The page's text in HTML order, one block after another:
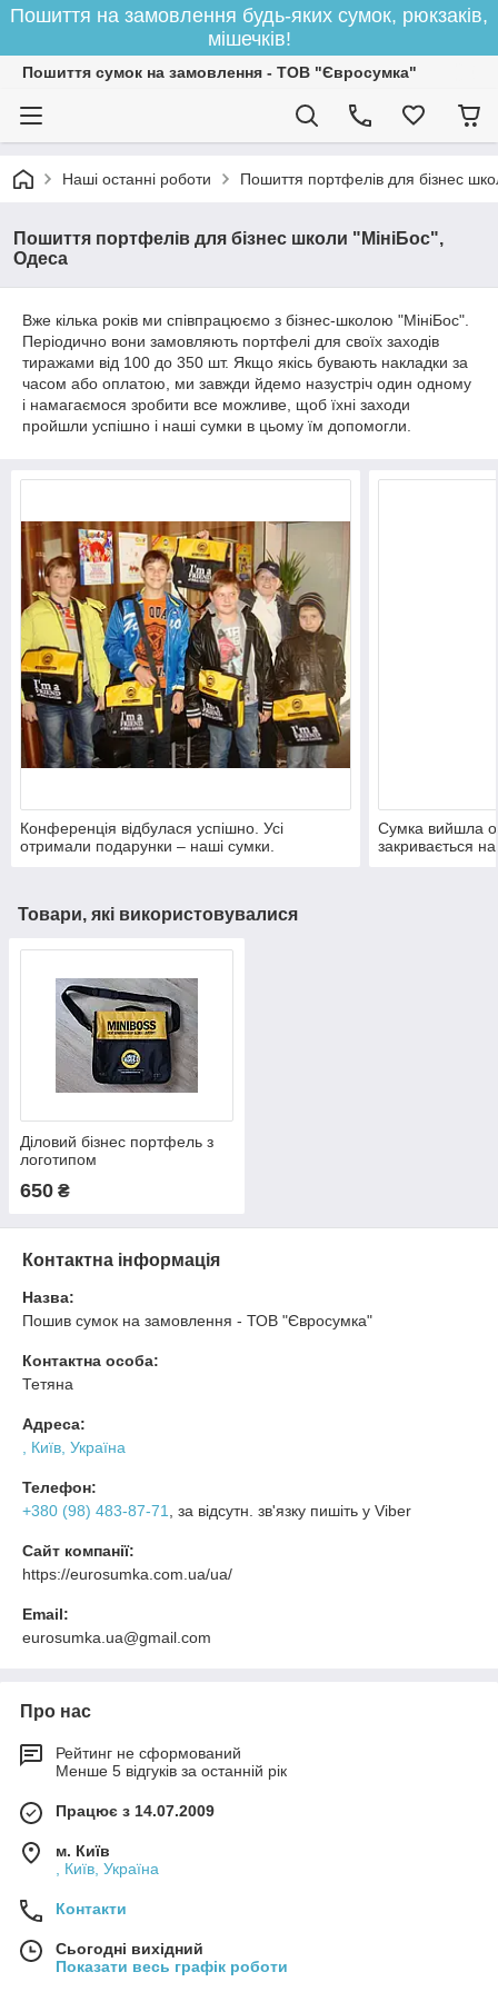
Пошиття на замовлення будь-яких сумок, рюкзаків,
мішечків!
Пошиття сумок на замовлення - ТОВ "Євросумка"
Наші останні роботи Пошиття портфелів для бізнес
Пошиття портфелів для бізнес школи "МініБос",
Одеса
Вже кілька років ми співпрацюємо з бізнес-школою "МініБос".
Періодично вони замовляють портфелі для своїх заходів
тиражами від 100 до 350 шт. Якщо якісь бувають накладки за
часом або оплатою, ми завжди йдемо назустріч один одному
і намагаємося зробити все можливе, щоб їхні заходи
пройшли успішно і наші сумки в цьому їм допомогли.
Конференція відбулася успішно. Усі
отримали подарунки – наші сумки.
Сумка вийшла
закривається
Товари, які використовувалися
Діловий бізнес портфель з
логотипом
650 ₴
Контактна інформація
Назва:
Пошив сумок на замовлення - ТОВ "Євросумка"
Контактна особа:
Тетяна
Адреса:
, Київ, Україна
Телефон:
+380 (98) 483-87-71
, за відсутн. зв'язку пишіть у Viber
Сайт компанії:
https://eurosumka.com.ua/ua/
Email:
eurosumka.ua@gmail.com
Про нас
Рейтинг не сформований
Менше 5 відгуків за останній рік
Працює з 14.07.2009
м. Київ
, Київ, Україна
Контакти
Сьогодні вихідний
Показати весь графік роботи